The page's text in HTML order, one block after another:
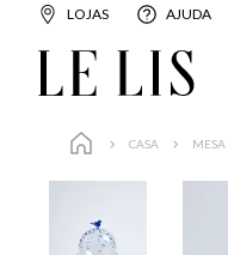
LOJAS AJUDA
CASA MESA